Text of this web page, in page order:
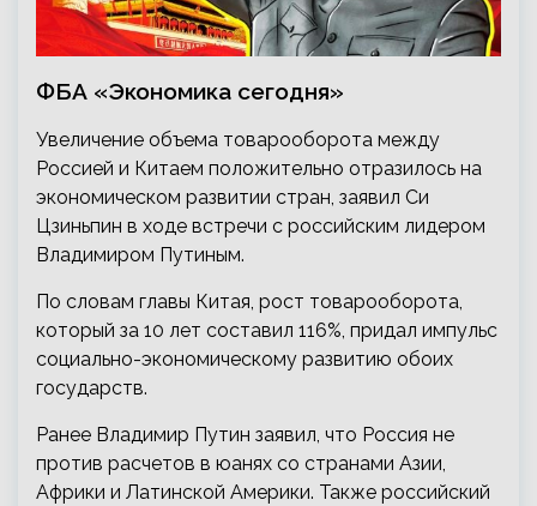
ФБА «Экономика сегодня»
Увеличение объема товарооборота между
Россией и Китаем положительно отразилось на
экономическом развитии стран, заявил Си
Цзиньпин в ходе встречи с российским лидером
Владимиром Путиным.
По словам главы Китая, рост товарооборота,
который за 10 лет составил 116%, придал импульс
социально-экономическому развитию обоих
государств.
Ранее Владимир Путин заявил, что Россия не
против расчетов в юанях со странами Азии,
Африки и Латинской Америки. Также российский